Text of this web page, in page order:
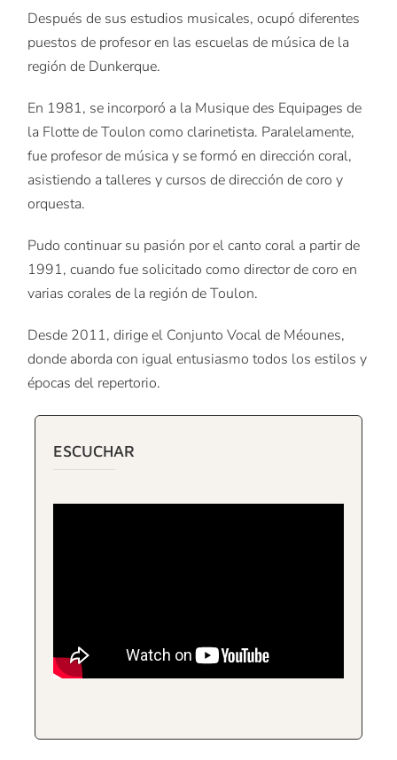
Después de sus estudios musicales, ocupó diferentes
puestos de profesor en las escuelas de música de la
región de Dunkerque.
En 1981, se incorporó a la Musique des Equipages de
la Flotte de Toulon como clarinetista. Paralelamente,
fue profesor de música y se formó en dirección coral,
asistiendo a talleres y cursos de dirección de coro y
orquesta.
Pudo continuar su pasión por el canto coral a partir de
1991, cuando fue solicitado como director de coro en
varias corales de la región de Toulon.
Desde 2011, dirige el Conjunto Vocal de Méounes,
donde aborda con igual entusiasmo todos los estilos y
épocas del repertorio.
ESCUCHAR